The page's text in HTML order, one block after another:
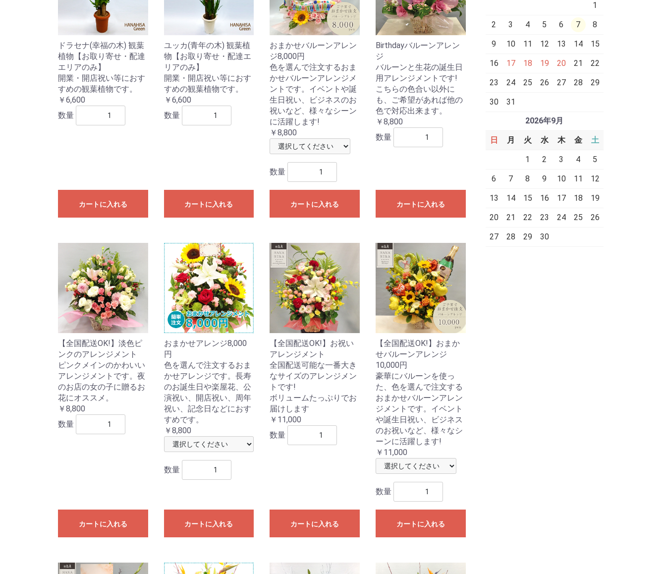
ドラセナ(幸福の木) 観葉
植物【お取り寄せ・配達
エリアのみ】
開業・開店祝い等におす
すめの観葉植物です。
￥6,600
数量
カートに入れる
ユッカ(青年の木) 観葉植
物【お取り寄せ・配達エ
リアのみ】
開業・開店祝い等におす
すめの観葉植物です。
￥6,600
数量
カートに入れる
おまかせバルーンアレン
ジ8,000円
色を選んで注文するおま
かせバルーンアレンジメ
ントです。イベントや誕
生日祝い、ビジネスのお
祝いなど、様々なシーン
に活躍します!
￥8,800
数量
カートに入れる
Birthdayバルーンアレン
ジ
バルーンと生花の誕生日
用アレンジメントです!
こちらの色合い以外に
も、ご希望があれば他の
色で対応出来ます。
￥8,800
数量
カートに入れる
【全国配送OK!】淡色ピ
ンクのアレンジメント
ピンクメインのかわいい
アレンジメントです。夜
のお店の女の子に贈るお
花にオススメ。
￥8,800
数量
カートに入れる
おまかせアレンジ8,000
円
色を選んで注文するおま
かせアレンジです。長寿
のお誕生日や楽屋花、公
演祝い、開店祝い、周年
祝い、記念日などにおす
すめです。
￥8,800
数量
カートに入れる
【全国配送OK!】お祝い
アレンジメント
全国配送可能な一番大き
なサイズのアレンジメン
トです!
ボリュームたっぷりでお
届けします
￥11,000
数量
カートに入れる
【全国配送OK!】おまか
せバルーンアレンジ
10,000円
豪華にバルーンを使っ
た、色を選んで注文する
おまかせバルーンアレン
ジメントです。イベント
や誕生日祝い、ビジネス
のお祝いなど、様々なシ
ーンに活躍します!
￥11,000
数量
カートに入れる
1
2 3 4 5 6 7 8
9 10 11 12 13 14 15
16 17 18 19 20 21 22
23 24 25 26 27 28 29
30
31
2026年9月
日 月 火 水 木 金 土
1 2 3 4 5
6 7 8 9 10 11 12
13 14 15 16 17 18 19
20 21 22 23 24 25 26
27 28 29 30